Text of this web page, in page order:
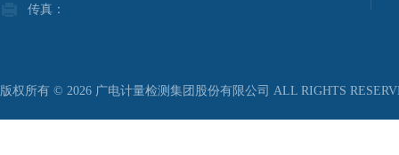
传真：
版权所有 © 2026 广电计量检测集团股份有限公司 ALL RIGHTS